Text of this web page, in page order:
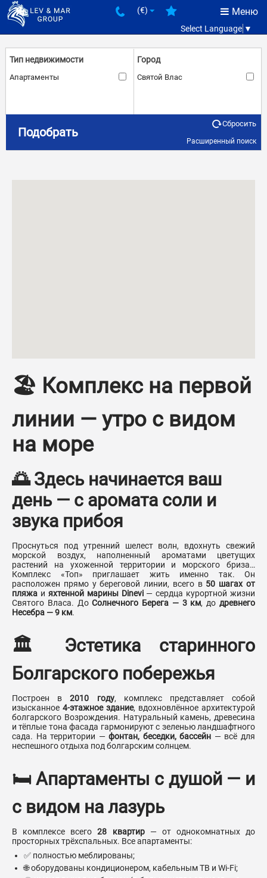
Меню
(€)
Select Language ▼
Тип недвижимости
Апартаменты
Город
Святой Влас
Количество комнат
€ – €
ID объекта Количество санузлов
–
Количество террас
–
Вид на море
Вид на бассейн
Бассейн
Подобрать
Сбросить
Расширенный поиск
🏖️ Комплекс на первой
линии — утро с видом
на море
🌅 Здесь начинается ваш
день — с аромата соли и
звука прибоя
Проснуться под утренний шелест волн, вдохнуть свежий
морской воздух, наполненный ароматами цветущих
растений на ухоженной территории и морского бриза…
Комплекс «Топ» приглашает жить именно так. Он
расположен прямо у береговой линии, всего в 50 шагах от
пляжа и яхтенной марины Dinevi— сердца курортной жизни
Святого Власа. ДоСолнечного Берега — 3 км, додревнего
Несебра — 9 км.
🏛️ Эстетика старинного
Болгарского побережья
Построен в2010 году, комплекс представляет собой
изысканное 4-этажное здание, вдохновлённое архитектурой
болгарского Возрождения. Натуральный камень, древесина
и тёплые тона фасада гармонируют с зеленью ландшафтного
сада. На территории —фонтан, беседки, бассейн — всё для
неспешного отдыха под болгарским солнцем.
🛏️ Апартаменты с душой — и
с видом на лазурь
В комплексе всего28 квартир— от однокомнатных до
просторных трёхспальных. Все апартаменты:
✅ полностью меблированы;
🌐 оборудованы кондиционером, кабельным ТВ и Wi-Fi;